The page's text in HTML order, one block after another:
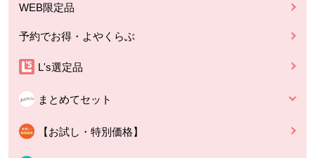
WEB限定品
予約でお得・よやくらぶ
L's選定品
まとめてセット
【お試し・特別価格】